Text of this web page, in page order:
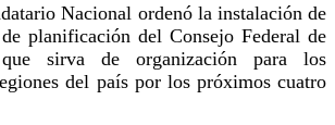
Nacional ordenó la instalación de
planificación del Consejo Federal de
sirva de organización para los
del país por los próximos cuatro